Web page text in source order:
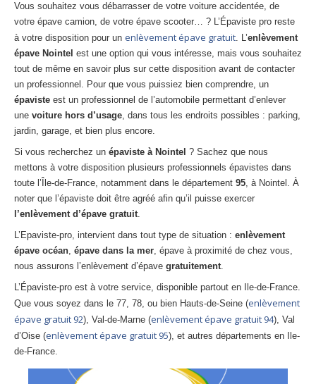
CENTREVHU AGRÉE
Centreagréé VHU Paris 75 : casse auto avec destruction
Centreagréé VHU 77 : casse auto avec destruction
Centreagréé VHU 78 : casse auto avec destruction
Centre agréé VHU 91 : casse auto avec destruction
Centreagréé VHU 92 : casse auto avec destruction
Centreagréé VHU 93 : casse auto avec destruction
agréé VHU 94 : casse auto avec destruction
Centre agréé VHU 95 : casse auto avec destruction
DOCUMENTS À JOINDRE
RACHATVÉHICULES
CONTACT
01 83 64 20 40
Vous souhaitez vous débarrasser de votre voiture accidentée, de
votre épave camion, de votre épave scooter… ? L’Épaviste pro reste
à votre disposition pour un enlèvement épave gratuit. L’enlèvement
épave Nointel est une option qui vous intéresse, mais vous souhaitez
tout de même en savoir plus sur cette disposition avant de contacter
un professionnel. Pour que vous puissiez bien comprendre, un
épaviste est un professionnel de l’automobile permettant d’enlever
une voiture hors d’usage, dans tous les endroits possibles : parking,
jardin, garage, et bien plus encore.
Si vous recherchez un épaviste à Nointel ? Sachez que nous
mettons à votre disposition plusieurs professionnels épavistes dans
toute l’Île-de-France, notamment dans le département 95, à Nointel. À
noter que l’épaviste doit être agréé afin qu’il puisse exercer
l’enlèvement d’épave gratuit.
L’Epaviste-pro, intervient dans tout type de situation : enlèvement
épave océan, épave dans la mer, épave à proximité de chez vous,
nous assurons l’enlèvement d’épave gratuitement.
L’Épaviste-pro est à votre service, disponible partout en Ile-de-France.
Que vous soyez dans le 77, 78, ou bien Hauts-de-Seine (enlèvement
épave gratuit 92), Val-de-Marne (enlèvement épave gratuit 94), Val
d’Oise (enlèvement épave gratuit 95), et autres départements en Ile-
de-France.